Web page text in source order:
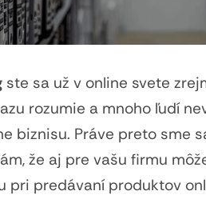
ste sa už v online svete
rozumie a mnoho ľudí
biznisu. Práve preto sme
že aj pre vašu firmu
pri predávaní produktov